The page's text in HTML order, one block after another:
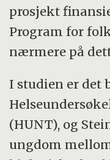
prosjekt
Program for
nærmere på
I studien er det
(HUNT), og
ungdom mellom